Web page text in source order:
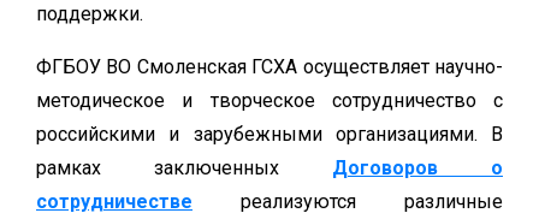
поддержки.
ФГБОУ ВО Смоленская ГСХА осуществляет научно-
методическое и творческое сотрудничество с
российскими и зарубежными организациями. В
рамках заключенных Договоров о
сотрудничестве реализуются различные